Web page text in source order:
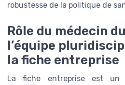
robustesse de la politique de
Rôle du médecin
l’équipe
la fiche entreprise
La fiche entreprise est un